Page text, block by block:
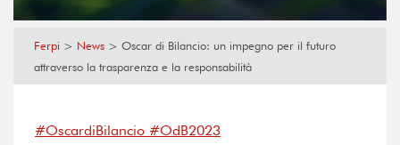
Ferpi > News > Oscar di Bilancio: un impegno per il futuro
attraverso la trasparenza e la responsabilità
#OscardiBilancio #OdB2023